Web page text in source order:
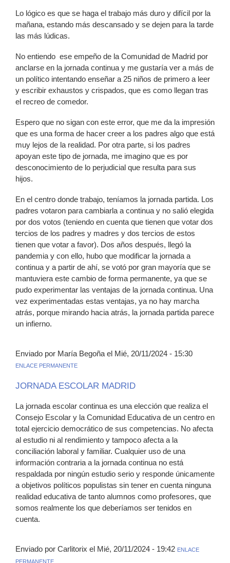
Lo lógico es que se haga el trabajo más duro y difícil por la
mañana, estando más descansado y se dejen para la tarde
las más lúdicas.
No entiendo ese empeño de la Comunidad de Madrid por
anclarse en la jornada continua y me gustaría ver a más de
un político intentando enseñar a 25 niños de primero a leer
y escribir exhaustos y crispados, que es como llegan tras
el recreo de comedor.
Espero que no sigan con este error, que me da la impresión
que es una forma de hacer creer a los padres algo que está
muy lejos de la realidad. Por otra parte, si los padres
apoyan este tipo de jornada, me imagino que es por
desconocimiento de lo perjudicial que resulta para sus
hijos.
En el centro donde trabajo, teníamos la jornada partida. Los
padres votaron para cambiarla a continua y no salió elegida
por dos votos (teniendo en cuenta que tienen que votar dos
tercios de los padres y madres y dos tercios de estos
tienen que votar a favor). Dos años después, llegó la
pandemia y con ello, hubo que modificar la jornada a
continua y a partir de ahí, se votó por gran mayoría que se
mantuviera este cambio de forma permanente, ya que se
pudo experimentar las ventajas de la jornada continua. Una
vez experimentadas estas ventajas, ya no hay marcha
atrás, porque mirando hacia atrás, la jornada partida parece
un infierno.
Enviado por María Begoña el Mié, 20/11/2024 - 15:30
ENLACE PERMANENTE
JORNADA ESCOLAR MADRID
La jornada escolar continua es una elección que realiza el
Consejo Escolar y la Comunidad Educativa de un centro en
total ejercicio democrático de sus competencias. No afecta
al estudio ni al rendimiento y tampoco afecta a la
conciliación laboral y familiar. Cualquier uso de una
información contraria a la jornada continua no está
respaldada por ningún estudio serio y responde únicamente
a objetivos políticos populistas sin tener en cuenta ninguna
realidad educativa de tanto alumnos como profesores, que
somos realmente los que deberíamos ser tenidos en
cuenta.
Enviado por Carlitorix el Mié, 20/11/2024 - 19:42 ENLACE
PERMANENTE